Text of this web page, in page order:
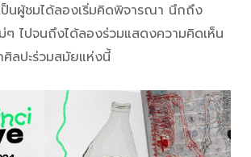
ป็นผู้ชมได้ลองเริ่มคิดพิจารณา นึกถึง
ม่ๆ ไปจนถึงได้ลองร่วมแสดงความคิดเห็น
ศิลปะร่วมสมัยแห่งนี้